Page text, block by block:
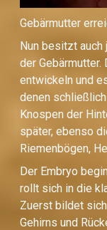
Gebärmutter
Nun besitzt
der Gebärmutter.
entwickeln und
denen
Knospen der
später, ebenso
Riemenbögen,
Der Embryo
rollt sich in die
Zuerst bildet
Gehirns und